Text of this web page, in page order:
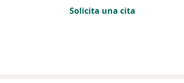
Solicita una cita